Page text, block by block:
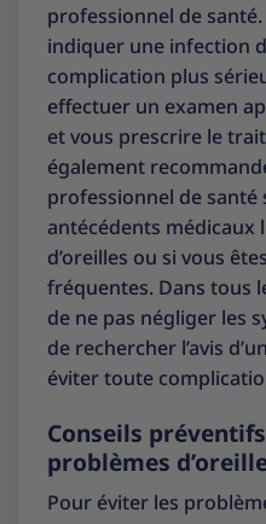
professionnel de
indiquer une infection
complication plus
effectuer un examen
et vous prescrire le
également
professionnel de santé
antécédents médicaux
d’oreilles ou si vous
fréquentes. Dans tous
de ne pas négliger les
de rechercher l’avis
éviter toute
Conseils
problèmes
Pour éviter les